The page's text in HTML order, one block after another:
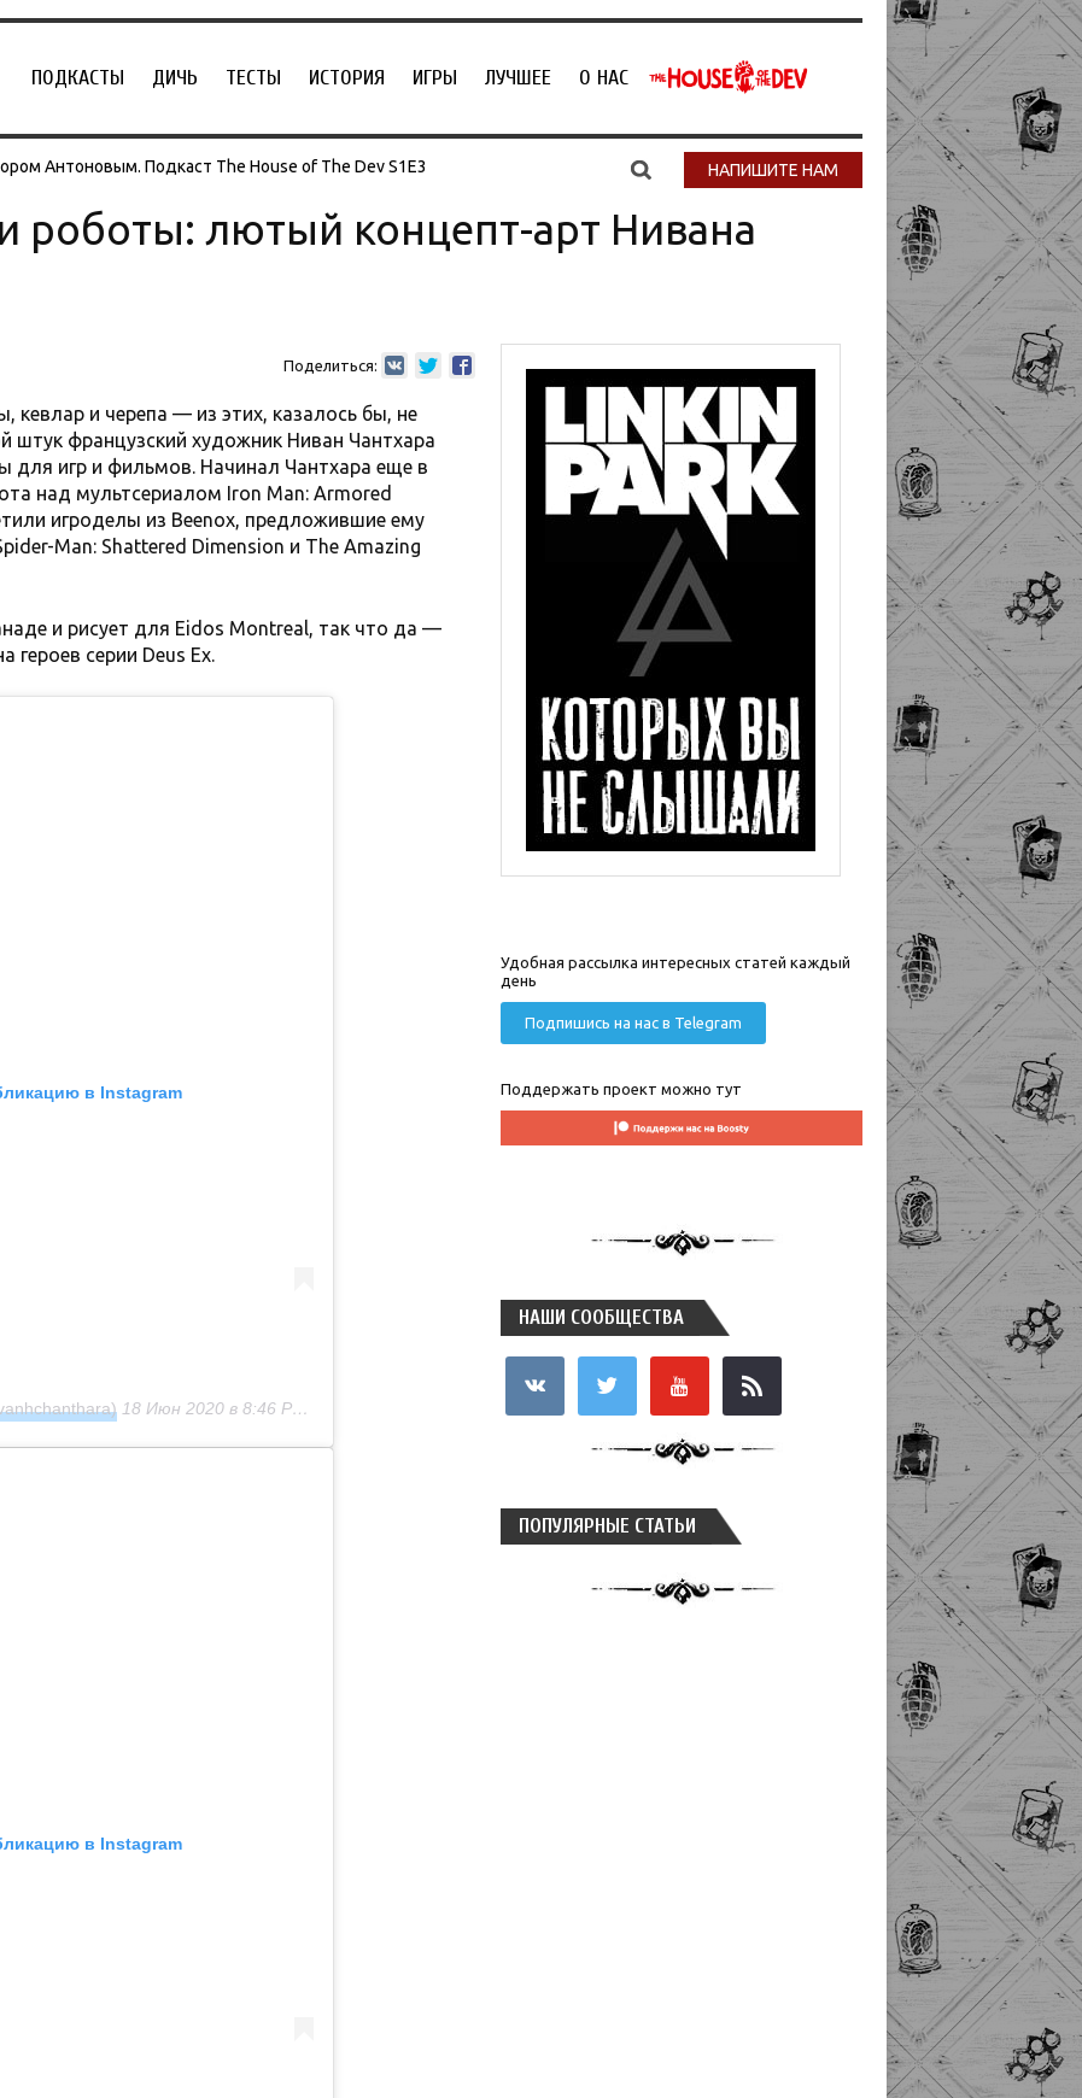
ПОДКАСТЫ ДИЧЬ ТЕСТЫ ИСТОРИЯ ИГРЫ ЛУЧШЕЕ О НАС
Антоновым. Подкаст The House of The Dev S1E3 НАПИШИТЕ НАМ
роботы: лютый концепт-арт Нивана
Поделиться:
и черепа — из этих, казалось бы, не
штук французский художник Ниван Чантхара
для игр и фильмов. Начинал Чантхара еще в
над мультсериалом Iron Man: Armored
игроделы из Beenox, предложившие ему
Man: Shattered Dimension и The Amazing
и рисует для Eidos Montreal, так что да —
героев серии Deus Ex.
в Instagram
18 Июн 2020 в 8:46 PDT
в Instagram
Удобная рассылка интересных статей каждый
день
Подпишись на нас в Telegram
Поддержать проект можно тут
НАШИ СООБЩЕСТВА
ПОПУЛЯРНЫЕ СТАТЬИ